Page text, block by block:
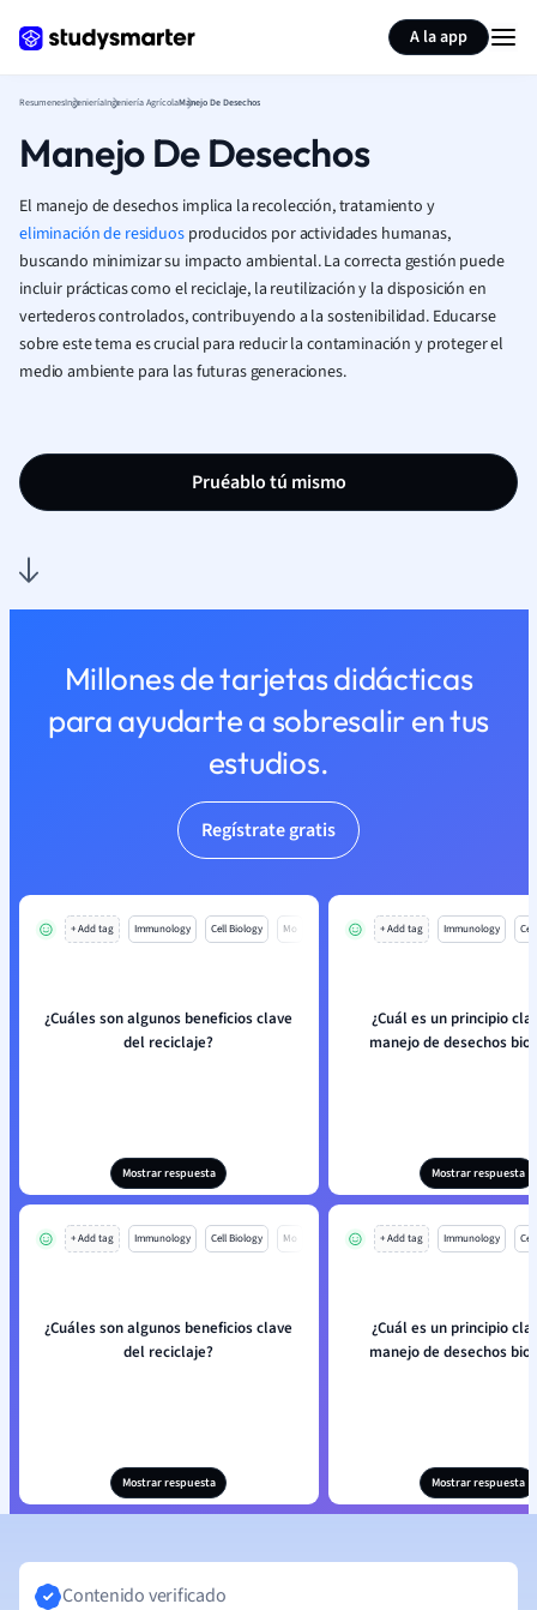
A la app
ResumenesIngenieríaIngeniería AgrícolaManejo De Desechos
Manejo De Desechos
El manejo de desechos implica la recolección, tratamiento y
eliminación de residuosproducidos por actividades humanas,
buscando minimizar su impacto ambiental. La correcta gestión puede
incluir prácticas como el reciclaje, la reutilización y la disposición en
vertederos controlados, contribuyendo a la sostenibilidad. Educarse
sobre este tema es crucial para reducir la contaminación y proteger el
medio ambiente para las futuras generaciones.
Pruéablo tú mismo
Millones de tarjetas didácticas
para ayudarte a sobresalir en tus
estudios.
Regístrate gratis
+ Add tag Immunology Cell Biology Mo
¿Cuáles son algunos beneficios clave
del reciclaje?
Mostrar respuesta
+ Add tag Immunology
¿Cuál es un principio
manejo de desechos
Mostrar respuesta
+ Add tag Immunology Cell Biology Mo
¿Cuáles son algunos beneficios clave
del reciclaje?
Mostrar respuesta
+ Add tag Immunology
¿Cuál es un principio
manejo de desechos
Mostrar respuesta
Resumir página
Contenido verificado